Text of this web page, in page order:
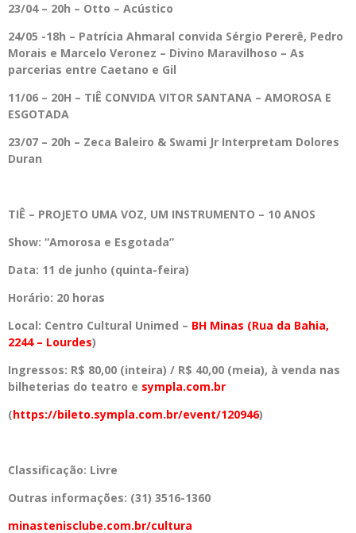
23/04 – 20h – Otto – Acústico
24/05 -18h – Patrícia Ahmaral convida Sérgio Pererê, Pedro
Morais e Marcelo Veronez – Divino Maravilhoso – As
parcerias entre Caetano e Gil
11/06 – 20H – TIÊ CONVIDA VITOR SANTANA – AMOROSA E
ESGOTADA
23/07 – 20h – Zeca Baleiro & Swami Jr Interpretam Dolores
Duran
TIÊ – PROJETO UMA VOZ, UM INSTRUMENTO – 10 ANOS
Show: “Amorosa e Esgotada”
Data: 11 de junho (quinta-feira)
Horário: 20 horas
Local: Centro Cultural Unimed – BH Minas (Rua da Bahia,
2244 – Lourdes)
Ingressos: R$ 80,00 (inteira) / R$ 40,00 (meia), à venda nas
bilheterias do teatro e sympla.com.br
(https://bileto.sympla.com.br/event/120946)
Classificação: Livre
Outras informações: (31) 3516-1360
minastenisclube.com.br/cultura